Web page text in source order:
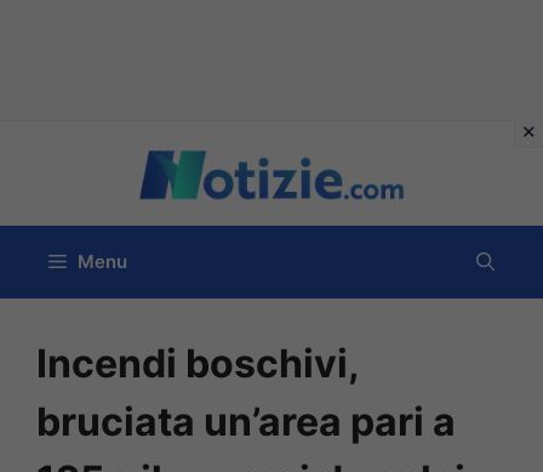
contenuto
Menu
Incendi boschivi,
bruciata un’area pari a